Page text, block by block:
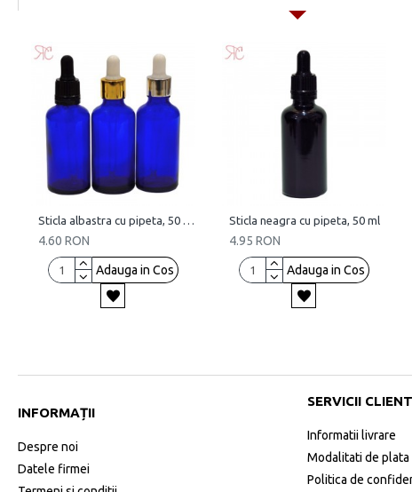
Sticla albastra cu pipeta, 50 ml
4.60 RON
Adauga in Cos
Sticla neagra cu pipeta, 50 ml
4.95 RON
Adauga in Cos
INFORMAȚII
Despre noi
Datele firmei
SERVICII
Informatii livrare
Modalitati de plata
Politica de